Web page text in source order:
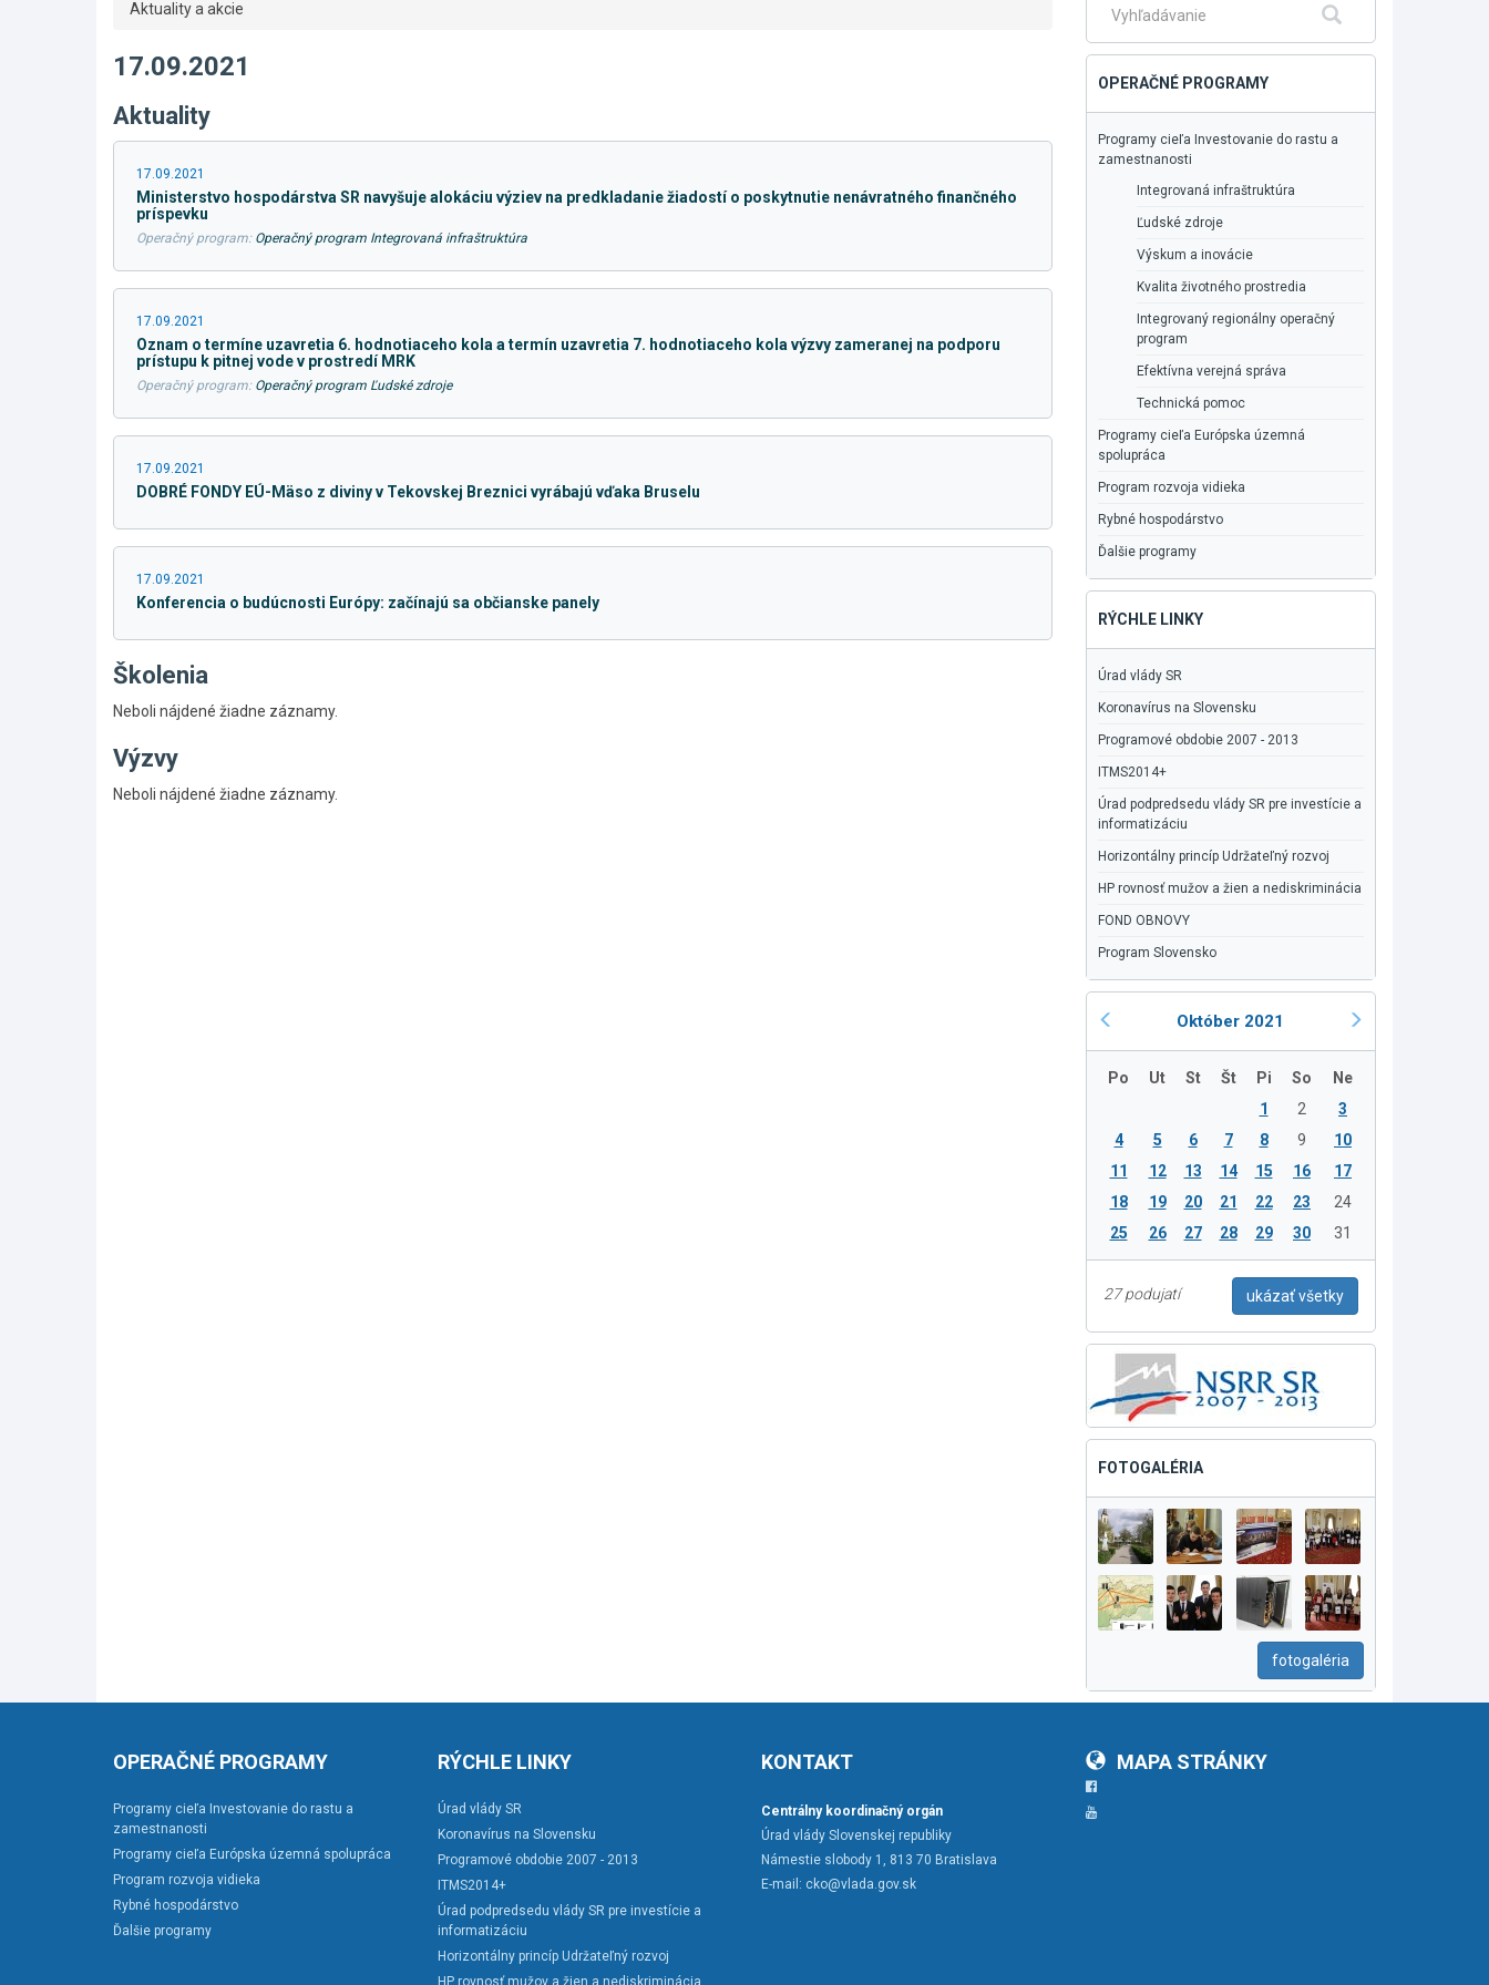
Aktuality a akcie
17.09.2021
Aktuality
17.09.2021
Ministerstvo hospodárstva SR navyšuje alokáciu výziev na predkladanie žiadostí o poskytnutie nenávratného finančného
príspevku
Operačný program: Operačný program Integrovaná infraštruktúra
17.09.2021
Oznam o termíne uzavretia 6. hodnotiaceho kola a termín uzavretia 7. hodnotiaceho kola výzvy zameranej na podporu
prístupu k pitnej vode v prostredí MRK
Operačný program: Operačný program Ľudské zdroje
17.09.2021
DOBRÉ FONDY EÚ-Mäso z diviny v Tekovskej Breznici vyrábajú vďaka Bruselu
17.09.2021
Konferencia o budúcnosti Európy: začínajú sa občianske panely
Školenia
Neboli nájdené žiadne záznamy.
Výzvy
Neboli nájdené žiadne záznamy.
Fulltextové
OPERAČNÉ PROGRAMY
Programy cieľa Investovanie do rastu a
zamestnanosti
Integrovaná infraštruktúra
Ľudské zdroje
Výskum a inovácie
Kvalita životného prostredia
Integrovaný regionálny operačný
program
Efektívna verejná správa
Technická pomoc
Programy cieľa Európska územná
spolupráca
Program rozvoja vidieka
Rybné hospodárstvo
Ďalšie programy
RÝCHLE LINKY
Úrad vlády SR
Koronavírus na Slovensku
Programové obdobie 2007 - 2013
ITMS2014+
Úrad podpredsedu vlády SR pre investície a
informatizáciu
Horizontálny princíp Udržateľný rozvoj
HP rovnosť mužov a žien a nediskriminácia
FOND OBNOVY
Program Slovensko
Október 2021
Po Ut St Št Pi So
Ne
1
2
3
4
5 6 7 8 9
10
11
12 13 14 15 16
17
18
19 20 21 22 23
24
25
26 27 28 29 30 31
27 podujatí ukázať všetky
FOTOGALÉRIA
fotogaléria
OPERAČNÉ PROGRAMY
Programy cieľa Investovanie do rastu a
zamestnanosti
Programy cieľa Európska územná spolupráca
Program rozvoja vidieka
Rybné hospodárstvo
Ďalšie programy
RÝCHLE LINKY
Úrad vlády SR
Koronavírus na Slovensku
Programové obdobie 2007 - 2013
ITMS2014+
Úrad podpredsedu vlády SR pre investície a
informatizáciu
Horizontálny princíp Udržateľný rozvoj
HP rovnosť mužov a žien a nediskriminácia
KONTAKT
Centrálny koordinačný orgán
Úrad vlády Slovenskej republiky
Námestie slobody 1, 813 70 Bratislava
E-mail: cko@vlada.gov.sk
MAPA STRÁNKY
Facebook
YouTube